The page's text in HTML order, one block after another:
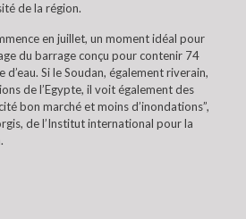
de la région.
en juillet, un moment idéal pour
du barrage conçu pour contenir 74
Si le Soudan, également riverain,
de l’Egypte, il voit également des
bon marché et moins d’inondations”,
de l’Institut international pour la